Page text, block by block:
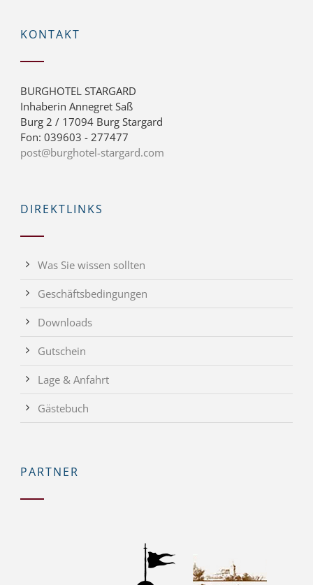
KONTAKT
BURGHOTEL STARGARD
Inhaberin Annegret Saß
Burg 2 / 17094 Burg Stargard
Fon: 039603 - 277477
post@burghotel-stargard.com
DIREKTLINKS
Was Sie wissen sollten
Geschäftsbedingungen
Downloads
Gutschein
Lage & Anfahrt
Gästebuch
PARTNER